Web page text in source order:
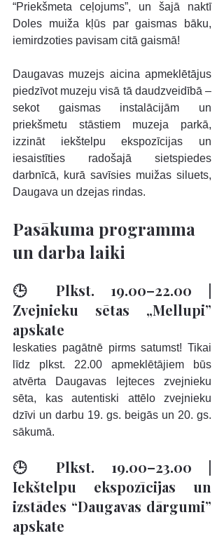
“Priekšmeta ceļojums”, un šajā naktī
Doles muiža kļūs par gaismas bāku,
iemirdzoties pavisam citā gaismā!
Daugavas muzejs aicina apmeklētājus
piedzīvot muzeju visā tā daudzveidībā –
sekot gaismas instalācijām un
priekšmetu stāstiem muzeja parkā,
izzināt iekštelpu ekspozīcijas un
iesaistīties radošajā sietspiedes
darbnīcā, kurā savīsies muižas siluets,
Daugava un dzejas rindas.
Pasākuma programma
un darba laiki
🕒 Plkst. 19.00–22.00 |
Zvejnieku sētas „Mellupi”
apskate
Ieskaties pagātnē pirms satumst! Tikai
līdz plkst. 22.00 apmeklētājiem būs
atvērta Daugavas lejteces zvejnieku
sēta, kas autentiski attēlo zvejnieku
dzīvi un darbu 19. gs. beigās un 20. gs.
sākumā.
🕒 Plkst. 19.00–23.00 |
Iekštelpu ekspozīcijas un
izstādes “Daugavas dārgumi”
apskate